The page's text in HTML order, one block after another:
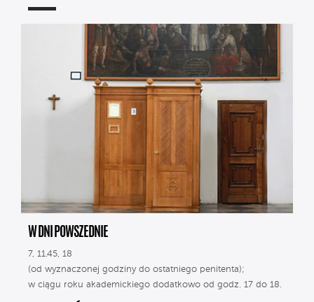
W DNI POWSZEDNIE
7, 11.45, 18
(od wyznaczonej godziny do ostatniego penitenta);
w ciągu roku akademickiego dodatkowo od godz. 17 do 18.